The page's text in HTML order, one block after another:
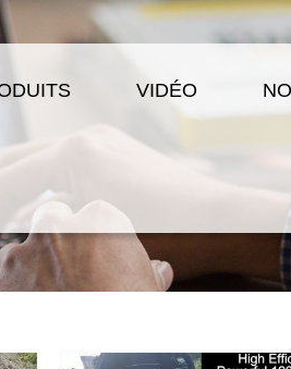
VIDÉO